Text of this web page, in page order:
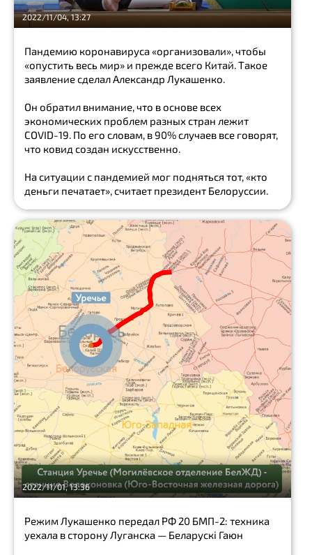
гомосексуализм
Алмаз
Украшения
Блогер
безопасность
iOS
Show
all
MASS
MEDIA
Вежливые
Новости.
Россия -
Спортивная
Страна
Beauty
Post
Украина
Онлайн
Крипто
новости
2022/11/04, 13:27
Пандемию коронавируса «организовали», чтобы
«опустить весь мир» и прежде всего Китай. Такое
заявление сделал Александр Лукашенко.
Он обратил внимание, что в основе всех
экономических проблем разных стран лежит
COVID-19. По его словам, в 90% случаев все говорят,
что ковид создан искусственно.
На ситуации с пандемией мог подняться тот, «кто
деньги печатает», считает президент Белоруссии.
2022/11/01, 13:36
Режим Лукашенко передал РФ 20 БМП-2: техника
уехала в сторону Луганска — Беларускі Гаюн